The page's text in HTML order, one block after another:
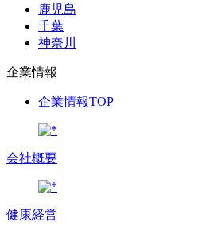
鹿児島
千葉
神奈川
企業情報
企業情報TOP
会社概要
健康経営